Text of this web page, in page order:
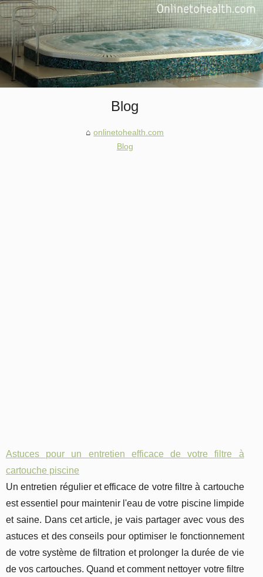
Blog
onlinetohealth.com
Blog
Astuces pour un entretien efficace de votre filtre à
cartouche piscine
Un entretien régulier et efficace de votre filtre à cartouche
est essentiel pour maintenir l'eau de votre piscine limpide
et saine. Dans cet article, je vais partager avec vous des
astuces et des conseils pour optimiser le fonctionnement
de votre système de filtration et prolonger la durée de vie
de vos cartouches. Quand et comment nettoyer votre filtre